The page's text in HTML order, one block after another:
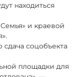
находиться
и краевой
соцобъекта
площадки для